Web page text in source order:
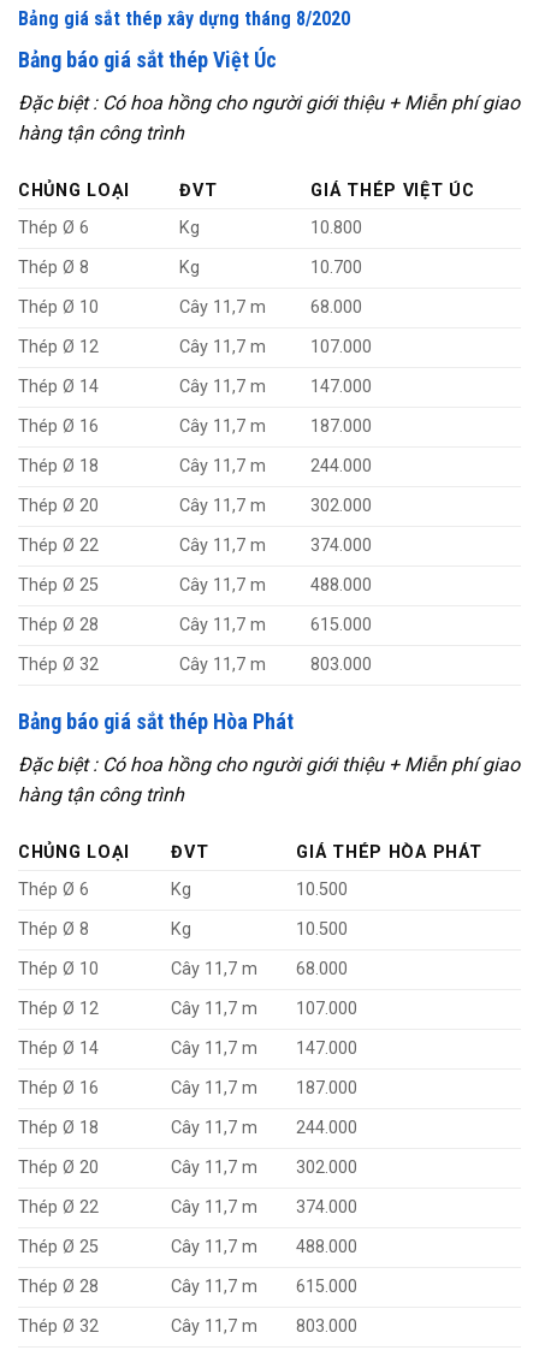
Bảng giá sắt thép xây dựng tháng 8/2020
Bảng báo giá sắt thép Việt Úc
Đặc biệt : Có hoa hồng cho người giới thiệu + Miễn phí giao
hàng tận công trình
CHỦNG LOẠI ĐVT
GIÁ THÉP VIỆT ÚC
Thép Ø 6
Kg
10.800
Thép Ø 8
Kg
10.700
Thép Ø 10
Cây 11,7 m
68.000
Thép Ø 12
Cây 11,7 m
107.000
Thép Ø 14
Cây 11,7 m
147.000
Thép Ø 16
Cây 11,7 m
187.000
Thép Ø 18
Cây 11,7 m
244.000
Thép Ø 20
Cây 11,7 m
302.000
Thép Ø 22
Cây 11,7 m
374.000
Thép Ø 25
Cây 11,7 m
488.000
Thép Ø 28
Cây 11,7 m
615.000
Thép Ø 32
Cây 11,7 m 803.000
Bảng báo giá sắt thép Hòa Phát
Đặc biệt : Có hoa hồng cho người giới thiệu + Miễn phí giao
hàng tận công trình
CHỦNG LOẠI ĐVT
GIÁ THÉP HÒA PHÁT
Thép Ø 6
Kg
10.500
Thép Ø 8
Kg
10.500
Thép Ø 10
Cây 11,7 m
68.000
Thép Ø 12
Cây 11,7 m
107.000
Thép Ø 14
Cây 11,7 m
147.000
Thép Ø 16
Cây 11,7 m
187.000
Thép Ø 18
Cây 11,7 m
244.000
Thép Ø 20
Cây 11,7 m
302.000
Thép Ø 22
Cây 11,7 m
374.000
Thép Ø 25
Cây 11,7 m
488.000
Thép Ø 28
Cây 11,7 m
615.000
Thép Ø 32
Cây 11,7 m 803.000